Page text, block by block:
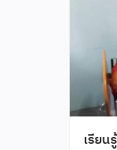
เรียน